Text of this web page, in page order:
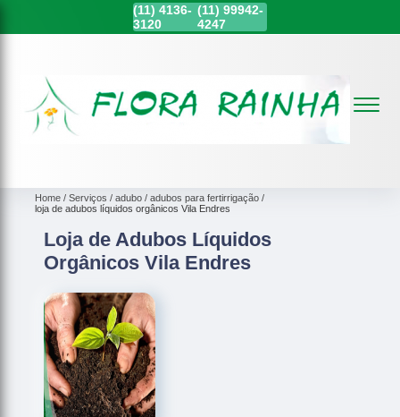
(11) 4136-
3120
(11)99942-
4247
Home Serviços adubo
adubos para fertirrigação
loja de adubos líquidos orgânicos Vila Endres
Loja de Adubos Líquidos
Orgânicos Vila Endres